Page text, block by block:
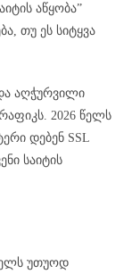
აწყობა”
თუ ეს სიტყვა
აღჭურვილი
2026 წელს
დებენ SSL
საიტის
უთუოდ